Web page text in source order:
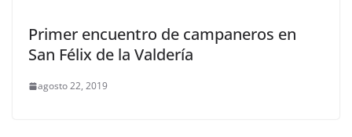
Primer encuentro de campaneros en
San Félix de la Valdería
agosto 22, 2019